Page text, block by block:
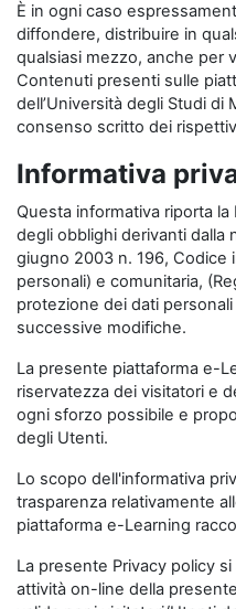
È in ogni caso
diffondere, distribuire in
qualsiasi mezzo, anche per
Contenuti presenti sulle
dell’Università degli Studi di
consenso scritto dei
Informativa
Questa informativa riporta
degli obblighi derivanti dalla
giugno 2003 n. 196, Codice
personali) e comunitaria,
protezione dei dati personali
successive modifiche.
La presente piattaforma e-
riservatezza dei visitatori e
ogni sforzo possibile e
degli Utenti.
Lo scopo dell'informativa
trasparenza relativamente
piattaforma e-Learning
La presente Privacy policy
attività on-line della